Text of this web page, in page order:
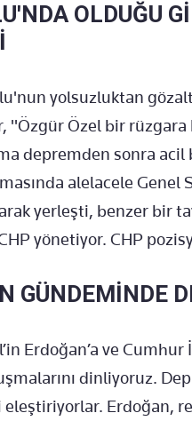
OLDUĞU
yolsuzluktan
"Özgür Özel bir
depremden sonra
alelacele Genel
yerleşti, benzer bir
yönetiyor. CHP
GÜNDEMİNDE
Erdoğan’a ve
dinliyoruz.
Erdoğan,